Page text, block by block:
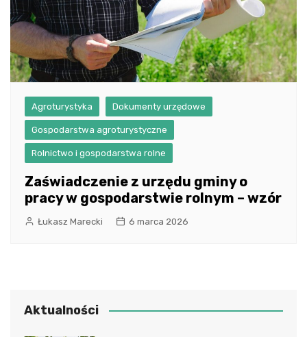
Agroturystyka Dokumenty urzędowe
Gospodarstwa agroturystyczne
Rolnictwo i gospodarstwa rolne
Zaświadczenie z urzędu gminy o
pracy w gospodarstwie rolnym – wzór
Łukasz Marecki 6 marca 2026
Aktualności